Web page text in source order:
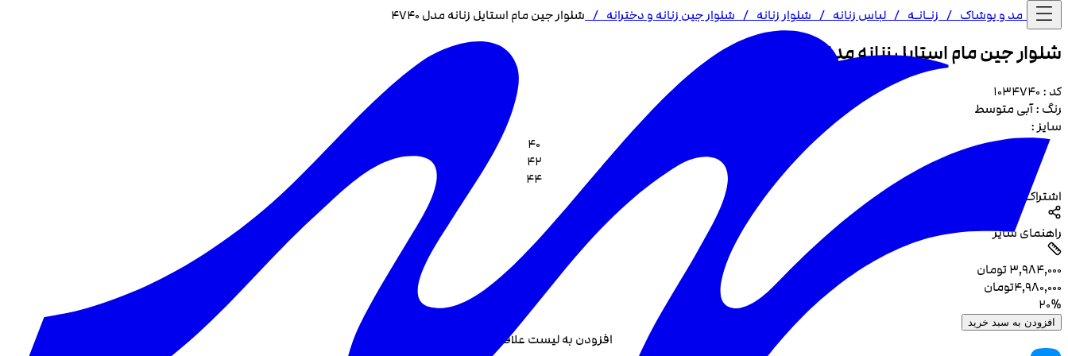
خانه / مد و پوشاک / زنـا‌نـه / لباس زنانه / شلوار زنانه / شلوار جین زنانه و دخترانه / شلوار جین مام استایل زنانه مدل 4740
شلوار جین مام استایل زنانه مدل 4740
کد : 1034740
رنگ :آبی متوسط
سایز :
40
42
44
اشتراک گذاری
راهنمای سایز
۳٬۹۸۴٬۰۰۰تومان
۴٬۹۸۰٬۰۰۰تومان
20%
افزودن به سبد خرید
افزودن به لیست علاقه مندی +